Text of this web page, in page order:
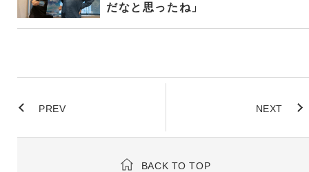
だなと思ったね」
PREV NEXT
BACK TO TOP